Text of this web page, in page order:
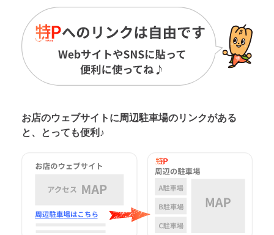
お店のウェブサイトに周辺駐車場のリンクがある
と、とっても便利♪